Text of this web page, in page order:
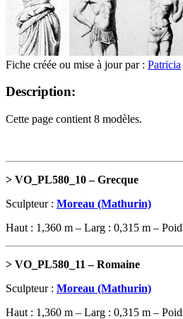
Fiche créée ou mise à jour par : Patricia
Description:
Cette page contient 8 modèles.
> VO_PL580_10 – Grecque
Sculpteur : Moreau (Mathurin)
Haut : 1,360 m – Larg : 0,315 m –
> VO_PL580_11 – Romaine
Sculpteur : Moreau (Mathurin)
Haut : 1,360 m – Larg : 0,315 m –